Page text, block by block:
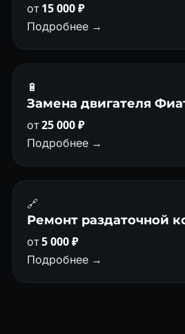
от15 000 ₽
Подробнее →
🔋
Замена двигателя
от25 000 ₽
Подробнее →
🔗
Ремонт раздаточной
от5 000 ₽
Подробнее →